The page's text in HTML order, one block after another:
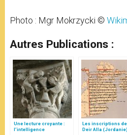
Photo : Mgr Mokrzycki ©
Autres Publications :
Une lecture croyante :
l’intelligence
Les inscriptions de
Deir Alla (Jordanie)